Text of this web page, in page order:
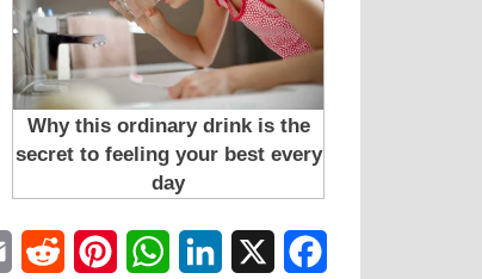
Facebook
LinkedIn
WhatsApp
Pinterest